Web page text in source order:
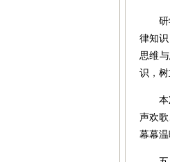
律知
思维
识，树
声欢
幕幕